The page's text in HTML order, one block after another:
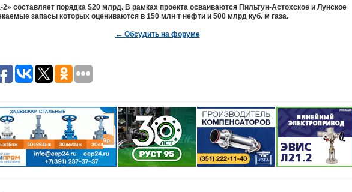
составляет порядка $20 млрд. В рамках проекта осваиваются Пильтун-Астохское и Лунское
запасы которых оцениваются в 150 млн т нефти и 500 млрд куб. м газа.
← Обсудить на форуме